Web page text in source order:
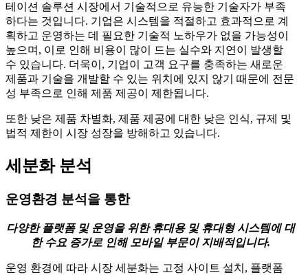
테이션 솔루션 시장에서 기술적으로 유능한 기술자가 부족
하다는 것입니다. 기업은 시스템을 적절하고 효과적으로 계
획하고 운영하는 데 필요한 기술적 노하우가 없을 가능성이
높으며, 이로 인해 비용이 많이 드는 실수와 지연이 발생할
수 있습니다. 더욱이, 기업이 고객 요구를 충족하는 새로운
제품과 기술을 개발할 수 있는 위치에 있지 않기 때문에 전문
성 부족으로 인해 제품 제공이 제한됩니다.
또한 낮은 제품 차별화, 제품 제공에 대한 낮은 인식, 규제 및
법적 제한이 시장 성장을 방해하고 있습니다.
세분화 분석
운영환경 분석을 통한
다양한 플랫폼 및 운영을 위한 휴대용 및 휴대형 시스템에 대
한 수요 증가로 인해 모바일 부문이 지배적입니다.
운영 환경에 따라 시장 세분화는 고정 사이트 설치, 플랫폼